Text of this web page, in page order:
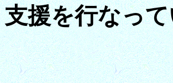
支援を行なっ